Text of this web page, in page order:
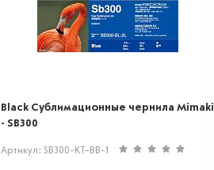
Black Сублимационные чернила Mimaki
- SB300
Артикул: SB300-KT-BB-1